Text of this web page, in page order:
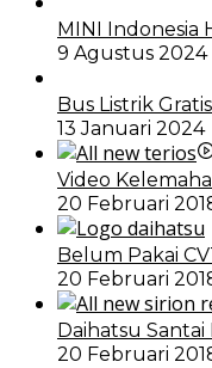
MINI Indonesia
9 Agustus 2024
Bus Listrik
13 Januari 2024
Video
20 Februari
Belum Pakai
20 Februari
Daihatsu Santai
20 Februari